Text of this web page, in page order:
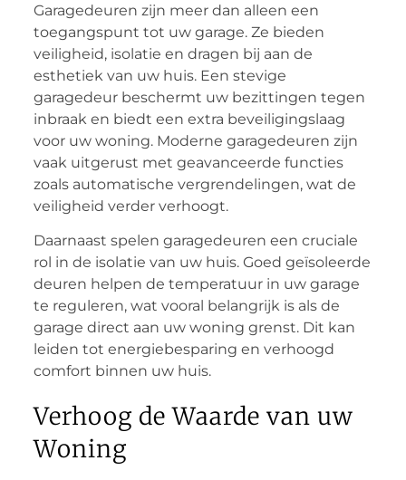
Garagedeuren zijn meer dan alleen een
toegangspunt tot uw garage. Ze bieden
veiligheid, isolatie en dragen bij aan de
esthetiek van uw huis. Een stevige
garagedeur beschermt uw bezittingen tegen
inbraak en biedt een extra beveiligingslaag
voor uw woning. Moderne garagedeuren zijn
vaak uitgerust met geavanceerde functies
zoals automatische vergrendelingen, wat de
veiligheid verder verhoogt.
Daarnaast spelen garagedeuren een cruciale
rol in de isolatie van uw huis. Goed geïsoleerde
deuren helpen de temperatuur in uw garage
te reguleren, wat vooral belangrijk is als de
garage direct aan uw woning grenst. Dit kan
leiden tot energiebesparing en verhoogd
comfort binnen uw huis.
Verhoog de Waarde van uw
Woning